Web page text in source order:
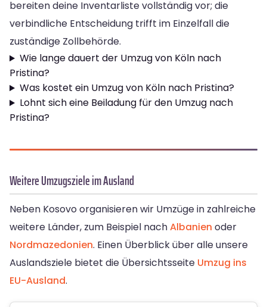
bereiten deine Inventarliste vollständig vor; die
verbindliche Entscheidung trifft im Einzelfall die
zuständige Zollbehörde.
Wie lange dauert der Umzug von Köln nach
Pristina?
Was kostet ein Umzug von Köln nach Pristina?
Lohnt sich eine Beiladung für den Umzug nach
Pristina?
Weitere Umzugsziele im Ausland
Neben Kosovo organisieren wir Umzüge in zahlreiche
weitere Länder, zum Beispiel nachAlbanien oder
Nordmazedonien. Einen Überblick über alle unsere
Auslandsziele bietet die Übersichtsseite Umzug ins
EU-Ausland.